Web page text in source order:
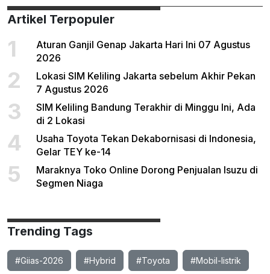
Artikel Terpopuler
1
Aturan Ganjil Genap Jakarta Hari Ini 07 Agustus
2026
2
Lokasi SIM Keliling Jakarta sebelum Akhir Pekan
7 Agustus 2026
3
SIM Keliling Bandung Terakhir di Minggu Ini, Ada
di 2 Lokasi
4
Usaha Toyota Tekan Dekabornisasi di Indonesia,
Gelar TEY ke-14
5
Maraknya Toko Online Dorong Penjualan Isuzu di
Segmen Niaga
Trending Tags
#Giias-2026 #Hybrid #Toyota #Mobil-listrik